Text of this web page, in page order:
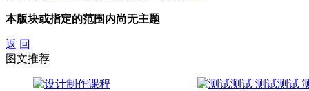
本版块或指定的范围内尚无主题
返 回
图文推荐